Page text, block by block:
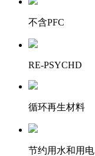
不含PFC
RE-PSYCHD
循环再生材料
节约用水和用电